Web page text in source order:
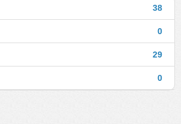
38
0
29
0